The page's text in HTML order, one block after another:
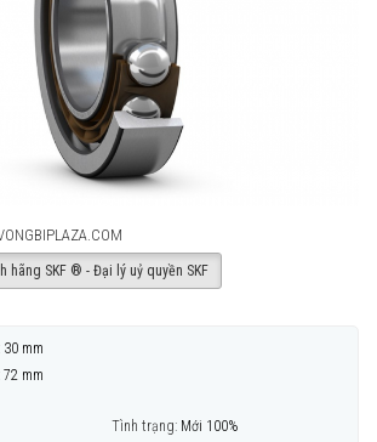
hãng SKF ® - Đại lý uỷ quyền SKF
30 mm
72 mm
Tình trạng: Mới 100%